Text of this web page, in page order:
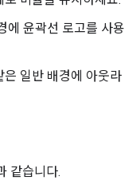
에 윤곽선 로고를 사용
일반 배경에 아웃라
같습니다.